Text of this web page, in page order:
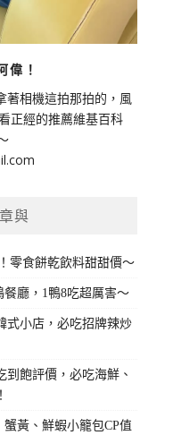
偉！
著相機這拍那拍的，風
正經的推薦維基百科
與
零食餅乾飲料甜甜價～
廳，1鴨8吃超厲害～
式小店，必吃招牌辣炒
到飽評價，必吃海鮮、
黃、鮮蝦小籠包CP值